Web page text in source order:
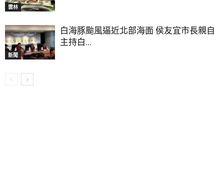
雲林
新聞
白海豚颱風逼近北部海面 侯友宜市長親自
主持白...